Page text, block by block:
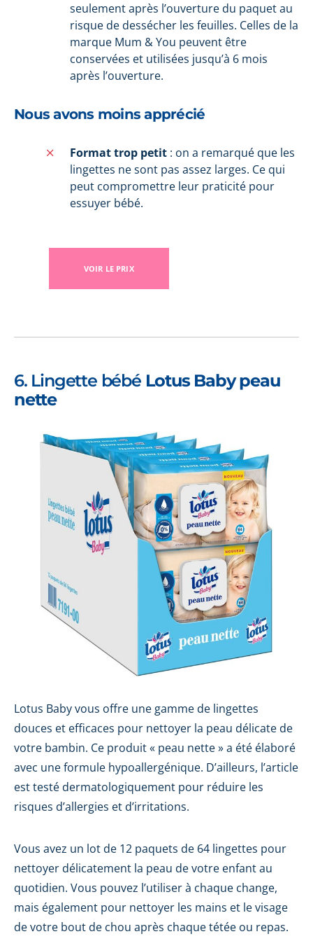
seulement après l’ouverture du paquet au
risque de dessécher les feuilles. Celles de la
marque Mum & You peuvent être
conservées et utilisées jusqu’à 6 mois
après l’ouverture.
Nous avons moins apprécié
Format trop petit : on a remarqué que les
lingettes ne sont pas assez larges. Ce qui
peut compromettre leur praticité pour
essuyer bébé.
VOIR LE PRIX
6. Lingette bébé Lotus Baby peau
nette
Lotus Baby vous offre une gamme de lingettes
douces et efficaces pour nettoyer la peau délicate de
votre bambin. Ce produit « peau nette » a été élaboré
avec une formule hypoallergénique. D’ailleurs, l’article
est testé dermatologiquement pour réduire les
risques d’allergies et d’irritations.
Vous avez un lot de 12 paquets de 64 lingettes pour
nettoyer délicatement la peau de votre enfant au
quotidien. Vous pouvez l’utiliser à chaque change,
mais également pour nettoyer les mains et le visage
de votre bout de chou après chaque tétée ou repas.